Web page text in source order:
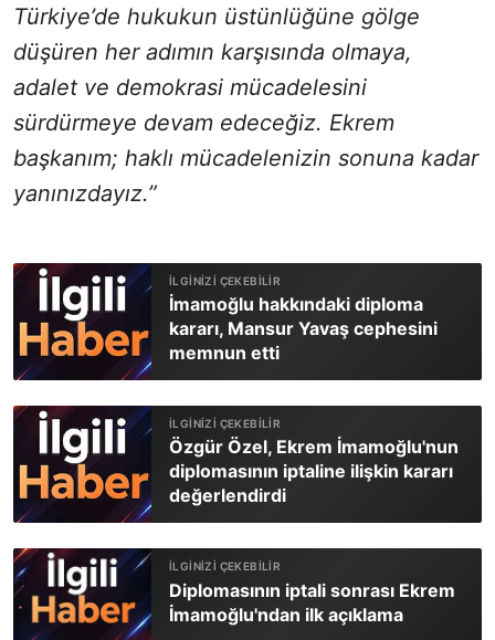
Türkiye’de hukukun üstünlüğüne gölge
düşüren her adımın karşısında olmaya,
adalet ve demokrasi mücadelesini
sürdürmeye devam edeceğiz. Ekrem
başkanım; haklı mücadelenizin sonuna kadar
yanınızdayız.”
İmamoğlu hakkındaki diploma
kararı, Mansur Yavaş cephesini
memnun etti
Özgür Özel, Ekrem İmamoğlu'nun
diplomasının iptaline ilişkin kararı
değerlendirdi
Diplomasının iptali sonrası Ekrem
İmamoğlu'ndan ilk açıklama